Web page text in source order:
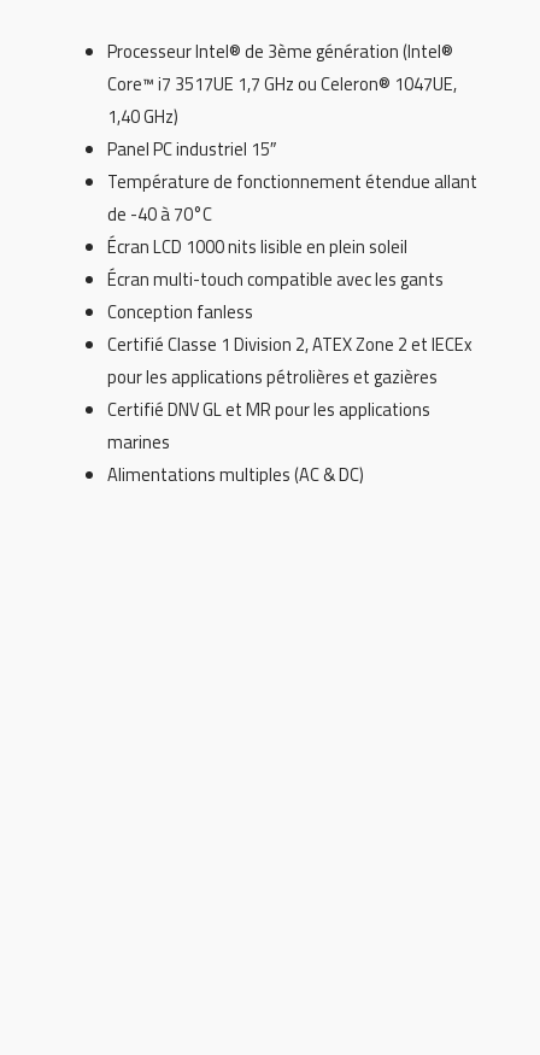
Processeur Intel® de 3ème génération (Intel®
Core™ i7 3517UE 1,7 GHz ou Celeron® 1047UE,
1,40 GHz)
Panel PC industriel 15″
Température de fonctionnement étendue allant
de -40 à 70°C
Écran LCD 1000 nits lisible en plein soleil
Écran multi-touch compatible avec les gants
Conception fanless
Certifié Classe 1 Division 2, ATEX Zone 2 et IECEx
pour les applications pétrolières et gazières
Certifié DNV GL et MR pour les applications
marines
Alimentations multiples (AC & DC)